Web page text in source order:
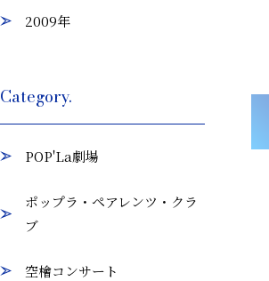
2009年
Category.
POP'La劇場
ポップラ・ペアレンツ・クラ
ブ
空檜コンサート